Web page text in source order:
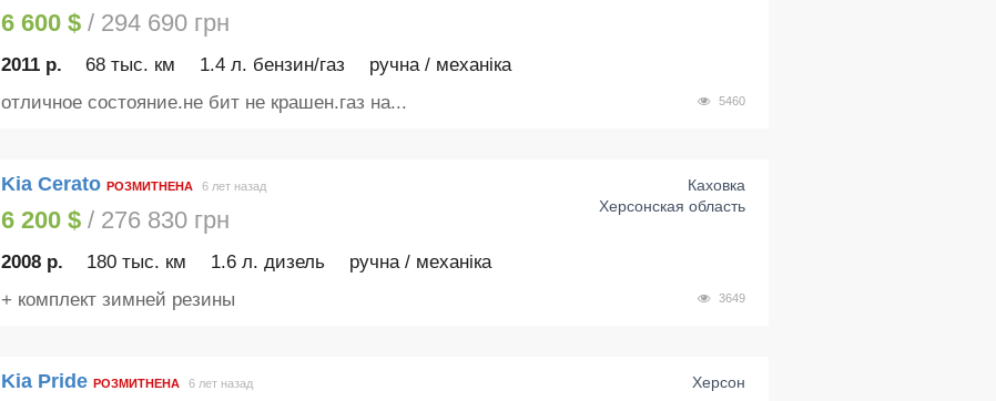
6 600 $/ 294 690 грн
2011 р. 68 тыс. км 1.4 л. бензин/газ ручна / механіка
5460
отличное состояние.не бит не крашен.газ на...
Kia Cerato РОЗМИТНЕНА
Каховка
Херсонская область
6 лет назад
6 200 $/ 276 830 грн
2008 р. 180 тыс. км 1.6 л. дизель ручна / механіка
3649
+ комплект зимней резины
Kia Pride РОЗМИТНЕНА Херсон
6 лет назад